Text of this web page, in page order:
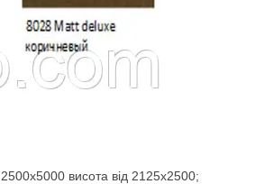
висота від 2125х2500;